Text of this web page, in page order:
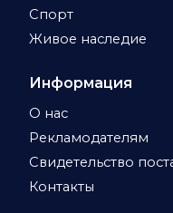
Спорт
Живое наследие
Информация
О нас
Рекламодателям
Свидетельство
Контакты